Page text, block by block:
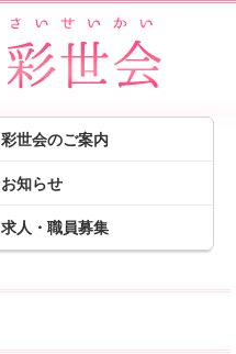
彩世会のご案内
お知らせ
求人・職員募集